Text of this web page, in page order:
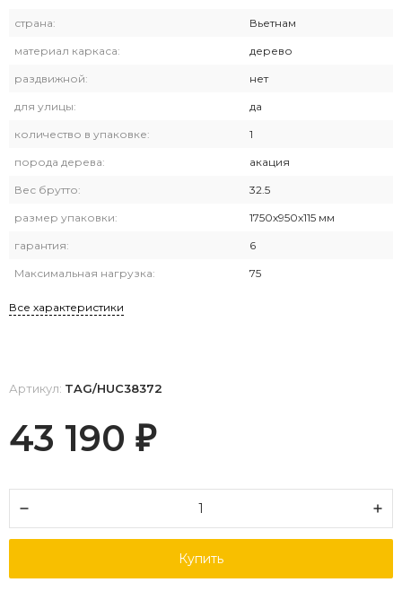
страна: Вьетнам
материал каркаса: дерево
раздвижной: нет
для улицы: да
количество в упаковке: 1
порода дерева: акация
Вес брутто: 32.5
размер упаковки: 1750х950х115 мм
гарантия: 6
Максимальная нагрузка: 75
Все характеристики
Артикул: TAG/HUC38372
43 190 ₽
Купить